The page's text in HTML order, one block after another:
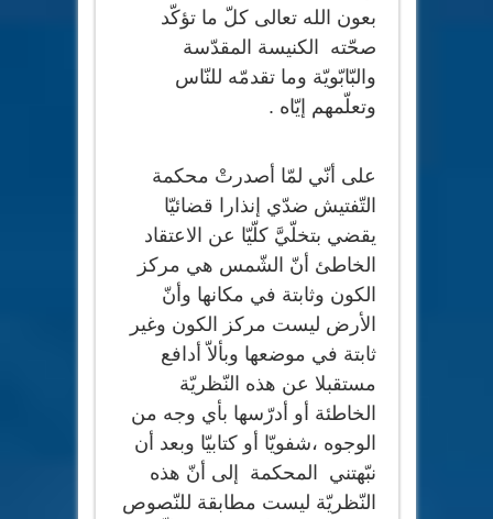
بعون الله تعالى كلّ ما تؤكّد
صحّته الكنيسة المقدّسة
والبّابّويّة وما تقدمّه للنّاس
وتعلّمهم إيّاه .
على أنّي لمّا أصدرتْ محكمة
التّفتيش ضدّي إنذارا قضائيّا
يقضي بتخلّيَّ كلّيّا عن الاعتقاد
الخاطئ أنّ الشّمس هي مركز
الكون وثابتة في مكانها وأنّ
الأرض ليست مركز الكون وغير
ثابتة في موضعها وبألاّ أدافع
مستقبلا عن هذه النّظريّة
الخاطئة أو أدرّسها بأي وجه من
الوجوه ،شفويّا أو كتابيّا وبعد أن
نبّهتني المحكمة إلى أنّ هذه
النّظريّة ليست مطابقة للنّصوص